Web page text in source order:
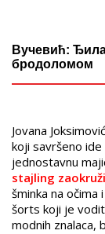
Вучевић:
бродоломом
Jovana
koji savršeno
jednostavnu
stajling
šminka na
šorts koji je
modnih znalaca,